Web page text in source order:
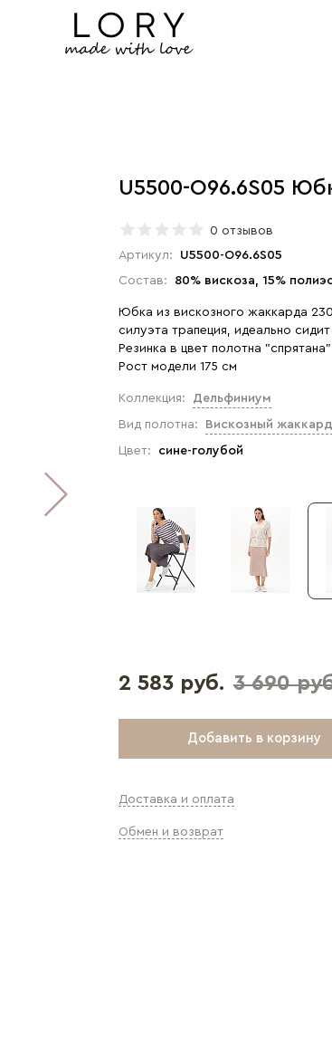
U5500-O96.6S05
0 отзывов
Артикул:
U5500-O96.6S05
Состав:
80% вискоза, 15%
Юбка из вискозного жаккарда
силуэта трапеция, идеально
Резинка в цвет полотна
Рост модели 175 см
Коллекция: Дельфиниум
Вид полотна: Вискозный жаккард
Цвет: сине-голубой
2 583 руб. 3 690
Добавить в корзину
Доставка и оплата
Обмен и возврат